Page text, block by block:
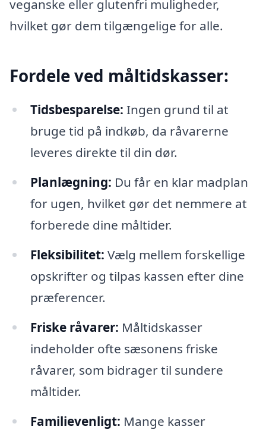
veganske eller glutenfri muligheder,
hvilket gør dem tilgængelige for alle.
Fordele ved måltidskasser:
Tidsbesparelse: Ingen grund til at
bruge tid på indkøb, da råvarerne
leveres direkte til din dør.
Planlægning: Du får en klar madplan
for ugen, hvilket gør det nemmere at
forberede dine måltider.
Fleksibilitet: Vælg mellem forskellige
opskrifter og tilpas kassen efter dine
præferencer.
Friske råvarer: Måltidskasser
indeholder ofte sæsonens friske
råvarer, som bidrager til sundere
måltider.
Familievenligt: Mange kasser